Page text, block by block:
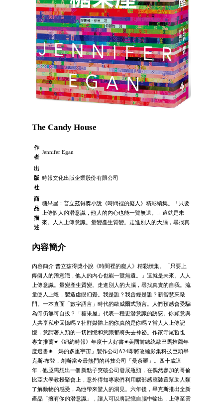
The Candy House
作
者
Jennifer Egan
出
版
社
時報文化出版企業股份有限公司
商
品
描
述
糖果屋：普立茲得獎小說《時間裡的癡人》精彩續集。「只要
上傳個人的潛意識，他人的內心也能一覽無遺。」這就是未
來。人人上傳意識。量變產生質變。走進別人的大腦，尋找真
內容簡介
內容簡介 普立茲得獎小說《時間裡的癡人》精彩續集。「只要上
傳個人的潛意識，他人的內心也能一覽無遺。」這就是未來。人人
上傳意識。量變產生質變。走進別人的大腦，尋找真實的自我。流
量使人上癮，製造虛假幻覺。我是誰？我曾經是誰？新智慧來敲
門。一本直面「數字語言」時代的歐威爾式預言。人們預感會受騙
為何仍無可自拔？「糖果屋」代表一種更潛意識的誘惑。你願意與
人共享私密回憶嗎？社群媒體上的你真的是你嗎？當人人上傳記
憶，意謂著人類的一切回憶和意識都將失去神祕。作家寺尾哲也
專文推薦✷《紐約時報》年度十大好書✷美國前總統歐巴馬推薦年
度選書✷「媽的多重宇宙」製作公司A24即將改編影集科技巨頭畢
克斯‧布登，創辦當今最熱門的科技公司「曼荼羅」。四十歲這
年，他亟需想出一個新點子突破公司發展瓶頸，在偶然參加的哥倫
比亞大學教授聚會上，意外得知專家們利用腦部感應裝置幫助人類
了解動物的感受，為他帶來驚人的洞見。六年後，畢克斯推出全新
產品「擁有你的潛意識」，讓人可以將記憶自腦中輸出，上傳至雲